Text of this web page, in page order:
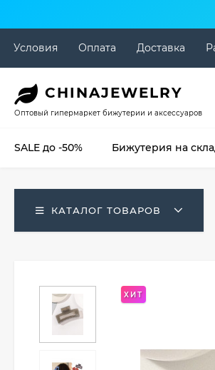
Условия Оплата Доставка
CHINAJEWELRY
Оптовый гипермаркет бижутерии и аксессуаров
SALE до -50% Бижутерия на
КАТАЛОГ ТОВАРОВ
ХИТ